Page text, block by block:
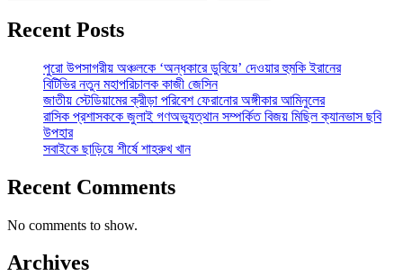
Recent Posts
পুরো উপসাগরীয় অঞ্চলকে ‘অন্ধকারে ডুবিয়ে’ দেওয়ার হুমকি ইরানের
বিটিভির নতুন মহাপরিচালক কাজী জেসিন
জাতীয় স্টেডিয়ামের ক্রীড়া পরিবেশ ফেরানোর অঙ্গীকার আমিনুলের
রাসিক প্রশাসককে জুলাই গণঅভ্যুত্থান সম্পর্কিত বিজয় মিছিল ক্যানভাস ছবি
উপহার
সবাইকে ছাড়িয়ে শীর্ষে শাহরুখ খান
Recent Comments
No comments to show.
Archives